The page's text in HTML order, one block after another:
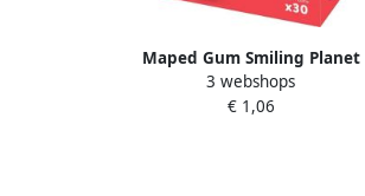
Maped Gum Smiling Planet
display Ã 30 stuks
3 webshops
€ 1,06